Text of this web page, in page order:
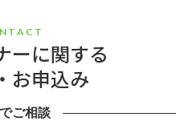
ーに関する
お申込み
ご相談